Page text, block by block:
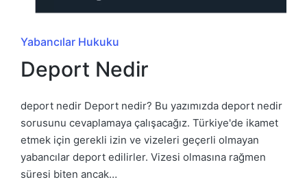
Posted
in
Yabancılar Hukuku
Deport Nedir
deport nedir Deport nedir? Bu yazımızda deport nedir
sorusunu cevaplamaya çalışacağız. Türkiye'de ikamet
etmek için gerekli izin ve vizeleri geçerli olmayan
yabancılar deport edilirler. Vizesi olmasına rağmen
süresi biten ancak…